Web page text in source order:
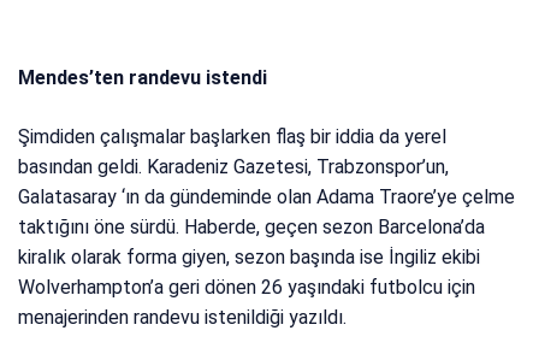
Mendes’ten randevu istendi
Şimdiden çalışmalar başlarken flaş bir iddia da yerel
basından geldi. Karadeniz Gazetesi, Trabzonspor’un,
Galatasaray ‘ın da gündeminde olan Adama Traore’ye çelme
taktığını öne sürdü. Haberde, geçen sezon Barcelona’da
kiralık olarak forma giyen, sezon başında ise İngiliz ekibi
Wolverhampton’a geri dönen 26 yaşındaki futbolcu için
menajerinden randevu istenildiği yazıldı.